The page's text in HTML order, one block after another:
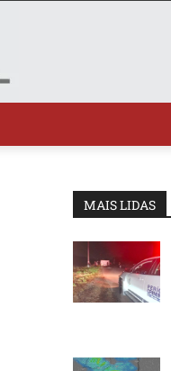
MAIS LIDAS